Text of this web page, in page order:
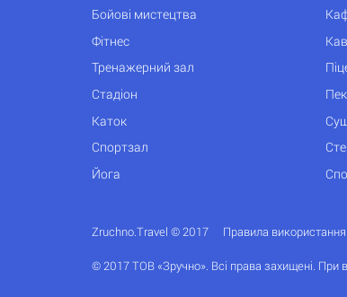
Бойові мистецтва
Фітнес
Тренажерний зал
Стадіон
Каток
Спортзал
Йога
Zruchno.Travel © 2017 Правила використання
© 2017 ТОВ «Зручно». Всі права захищені. При